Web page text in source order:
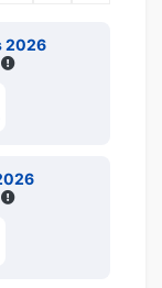
2026